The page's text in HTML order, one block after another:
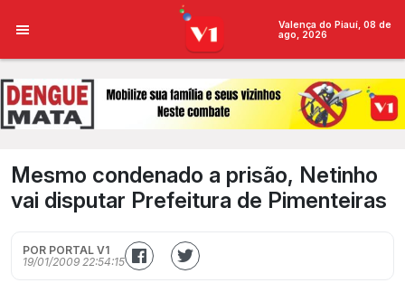
Valença do Piauí, 08 de
ago, 2026
Mesmo condenado a prisão, Netinho
vai disputar Prefeitura de Pimenteiras
POR PORTAL V1
19/01/2009 22:54:15